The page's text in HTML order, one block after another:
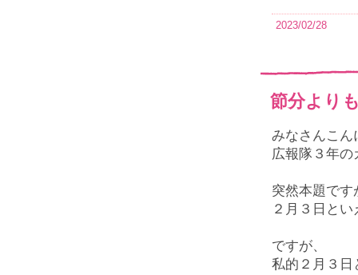
2023/02/28
節分より
みなさんこん
広報隊３年の
突然本題です
２月３日と
ですが、
私的２月３日